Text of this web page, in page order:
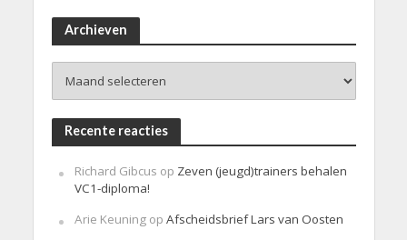
Archieven
Recente reacties
Richard Gibcus op Zeven (jeugd)trainers behalen
VC1-diploma!
Arie Keuningop Afscheidsbrief Lars van Oosten